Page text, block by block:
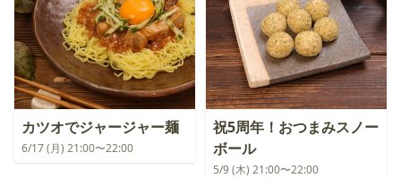
カツオでジャージャー麺
6/17 (月) 21:00〜22:00
祝5周年！おつまみスノー
ボール
5/9 (木) 21:00〜22:00